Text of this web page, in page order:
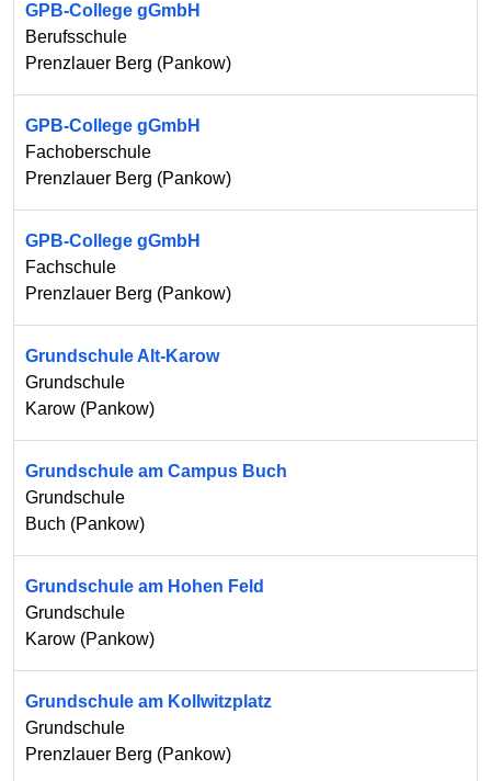
GPB-College gGmbH
Berufsschule
Prenzlauer Berg (Pankow)
GPB-College gGmbH
Fachoberschule
Prenzlauer Berg (Pankow)
GPB-College gGmbH
Fachschule
Prenzlauer Berg (Pankow)
Grundschule Alt-Karow
Grundschule
Karow (Pankow)
Grundschule am Campus Buch
Grundschule
Buch (Pankow)
Grundschule am Hohen Feld
Grundschule
Karow (Pankow)
Grundschule am Kollwitzplatz
Grundschule
Prenzlauer Berg (Pankow)